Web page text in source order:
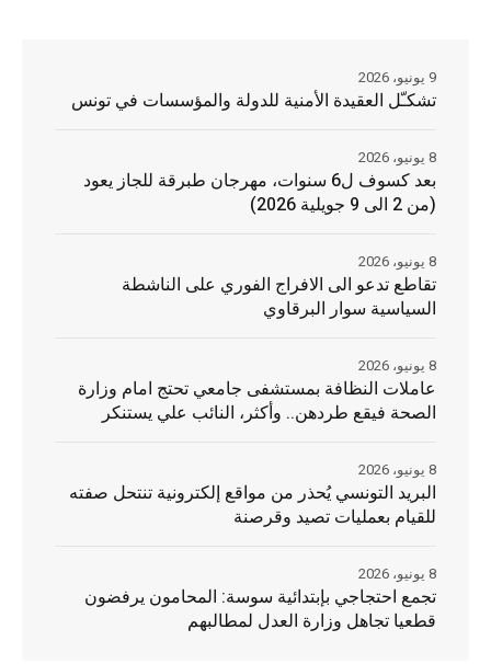
تشكـّل العقيدة الأمنية للدولة والمؤسسات في تونس
9 يونيو، 2026
بعد كسوف ل6 سنوات، مهرجان طبرقة للجاز يعود
(من 2 الى 9 جويلية 2026)
8 يونيو، 2026
تقاطع تدعو الى الافراج الفوري على الناشطة
السياسية سوار البرقاوي
8 يونيو، 2026
عاملات النظافة بمستشفى جامعي تحتج امام وزارة
الصحة فيقع طردهن.. وأكثر، النائب علي يستنكر
8 يونيو، 2026
البريد التونسي يُحذر من مواقع إلكترونية تنتحل صفته
للقيام بعمليات تصيد وقرصنة
8 يونيو، 2026
تجمع احتجاجي بإبتدائية سوسة: المحامون يرفضون
قطعيا تجاهل وزارة العدل لمطالبهم
8 يونيو، 2026